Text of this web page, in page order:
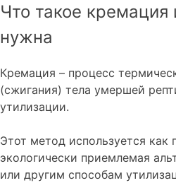
Что такое кремация
нужна
Кремация – процесс
(сжигания) тела умершей
утилизации.
Этот метод используется как
экологически приемлемая
или другим способам